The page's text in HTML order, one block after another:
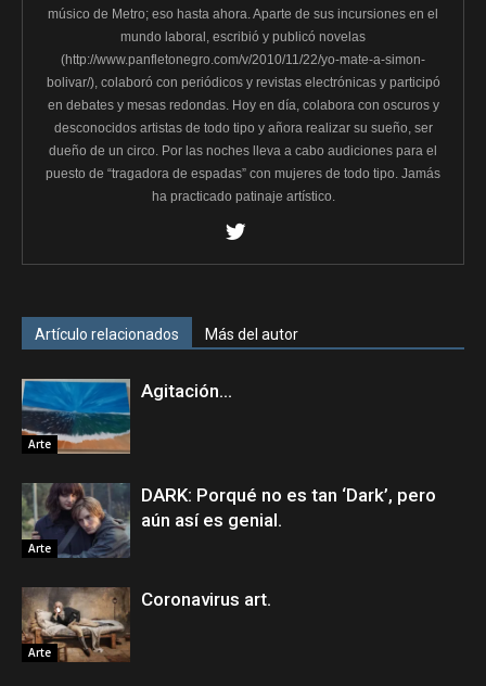
músico de Metro; eso hasta ahora. Aparte de sus incursiones en el
mundo laboral, escribió y publicó novelas
(http://www.panfletonegro.com/v/2010/11/22/yo-mate-a-simon-
bolivar/), colaboró con periódicos y revistas electrónicas y participó
en debates y mesas redondas. Hoy en día, colabora con oscuros y
desconocidos artistas de todo tipo y añora realizar su sueño, ser
dueño de un circo. Por las noches lleva a cabo audiciones para el
puesto de “tragadora de espadas” con mujeres de todo tipo. Jamás
ha practicado patinaje artístico.
Artículo relacionados Más del autor
Arte
Agitación…
Arte
DARK: Porqué no es tan ‘Dark’, pero
aún así es genial.
Arte
Coronavirus art.